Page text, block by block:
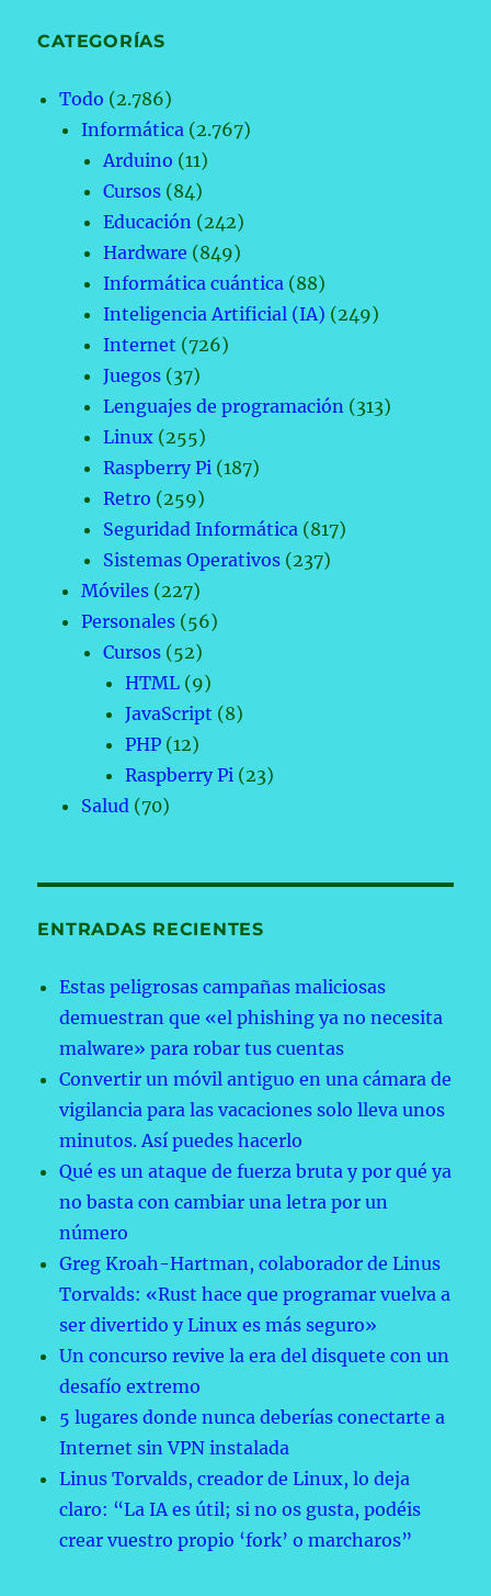
CATEGORÍAS
Todo (2.786)
Informática (2.767)
Arduino (11)
Cursos (84)
Educación (242)
Hardware (849)
Informática cuántica (88)
Inteligencia Artificial (IA) (249)
Internet (726)
Juegos (37)
Lenguajes de programación (313)
Linux (255)
Raspberry Pi (187)
Retro (259)
Seguridad Informática (817)
Sistemas Operativos (237)
Móviles (227)
Personales (56)
Cursos (52)
HTML (9)
JavaScript (8)
PHP (12)
Raspberry Pi (23)
Salud (70)
ENTRADAS RECIENTES
Estas peligrosas campañas maliciosas
demuestran que «el phishing ya no necesita
malware» para robar tus cuentas
Convertir un móvil antiguo en una cámara de
vigilancia para las vacaciones solo lleva unos
minutos. Así puedes hacerlo
Qué es un ataque de fuerza bruta y por qué ya
no basta con cambiar una letra por un
número
Greg Kroah-Hartman, colaborador de Linus
Torvalds: «Rust hace que programar vuelva a
ser divertido y Linux es más seguro»
Un concurso revive la era del disquete con un
desafío extremo
5 lugares donde nunca deberías conectarte a
Internet sin VPN instalada
Linus Torvalds, creador de Linux, lo deja
claro: “La IA es útil; si no os gusta, podéis
crear vuestro propio ‘fork’ o marcharos”